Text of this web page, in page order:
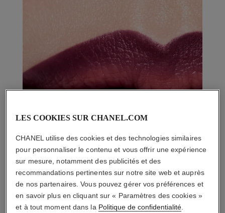
LES COOKIES SUR CHANEL.COM
CHANEL utilise des cookies et des technologies similaires
pour personnaliser le contenu et vous offrir une expérience
sur mesure, notamment des publicités et des
recommandations pertinentes sur notre site web et auprès
de nos partenaires. Vous pouvez gérer vos préférences et
en savoir plus en cliquant sur « Paramètres des cookies »
et à tout moment dans la Politique de confidentialité.